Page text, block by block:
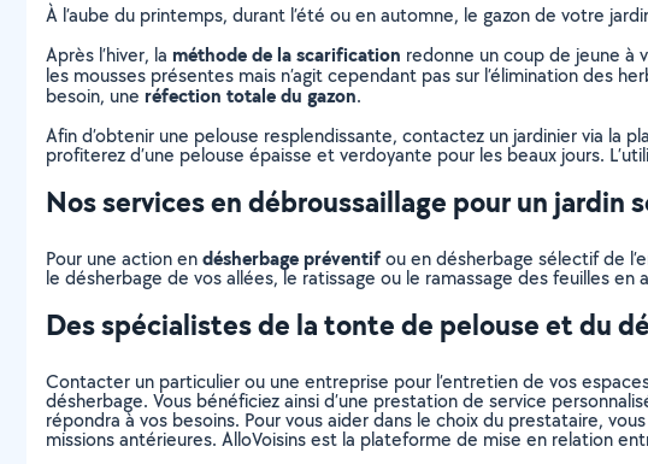
À l’aube du printemps, durant l’été ou en automne, le gazon de votre
Après l’hiver, la méthode de la scarification redonne un coup de jeune à
les mousses présentes mais n’agit cependant pas sur l’élimination des
besoin, une réfection totale du gazon.
Afin d’obtenir une pelouse resplendissante, contactez un jardinier via la
profiterez d’une pelouse épaisse et verdoyante pour les beaux jours.
Nos services en débroussaillage pour un jardin
Pour une action endésherbage préventifou en désherbage sélectif de
le désherbage de vos allées, le ratissage ou le ramassage des feuilles
Des spécialistes de la tonte de pelouse et du
Contacter un particulier ou une entreprise pour l’entretien de vos
désherbage. Vous bénéficiez ainsi d’une prestation de service
répondra à vos besoins. Pour vous aider dans le choix du prestataire,
missions antérieures. AlloVoisins est la plateforme de mise en relation